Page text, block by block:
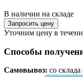
В наличии на складе
Запросить цену
Уточним цену в
Способы
Самовывоз: cо